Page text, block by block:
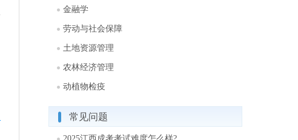
金融学
劳动与社会保障
土地资源管理
农林经济管理
动植物检疫
常见问题